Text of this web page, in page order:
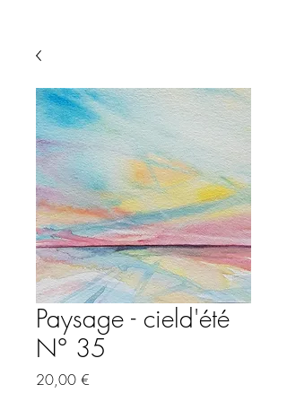
Paysage - cield'été
N° 35
20,00 €